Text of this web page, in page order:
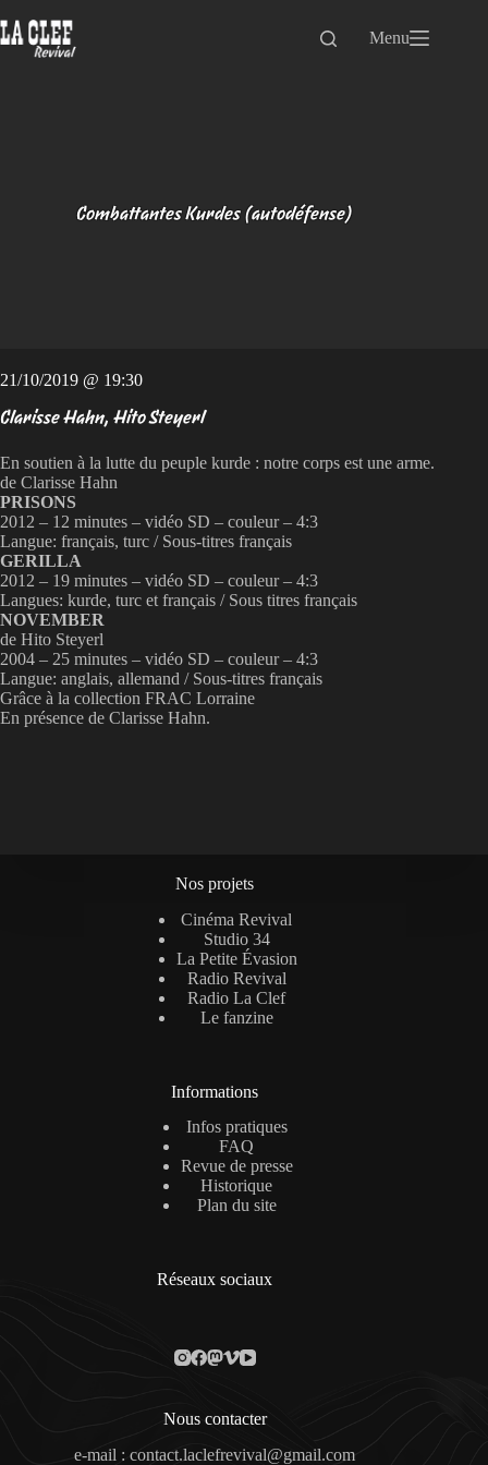
au
contenu
Menu
Combattantes Kurdes (autodéfense)
21/10/2019 @ 19:30
Clarisse Hahn, Hito Steyerl
En soutien à la lutte du peuple kurde : notre corps est une arme.
de Clarisse Hahn
PRISONS
2012 – 12 minutes – vidéo SD – couleur – 4:3
Langue: français, turc / Sous-titres français
GERILLA
2012 – 19 minutes – vidéo SD – couleur – 4:3
Langues: kurde, turc et français / Sous titres français
NOVEMBER
de Hito Steyerl
2004 – 25 minutes – vidéo SD – couleur – 4:3
Langue: anglais, allemand / Sous-titres français
Grâce à la collection FRAC Lorraine
En présence de Clarisse Hahn.
Nos projets
Cinéma Revival
Studio 34
La Petite Évasion
Radio Revival
Radio La Clef
Le fanzine
Informations
Infos pratiques
FAQ
Revue de presse
Historique
Plan du site
Réseaux sociaux
Nous contacter
e-mail : contact.laclefrevival@gmail.com